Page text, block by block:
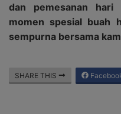
dan pemesanan hari
momen spesial buah
sempurna bersama
SHARE THIS